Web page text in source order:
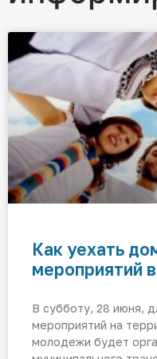
Как уехать
мероприятий
В субботу, 28 июня,
мероприятий на
молодежи будет